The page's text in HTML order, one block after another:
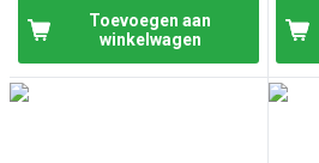
Toevoegen aan
winkelwagen